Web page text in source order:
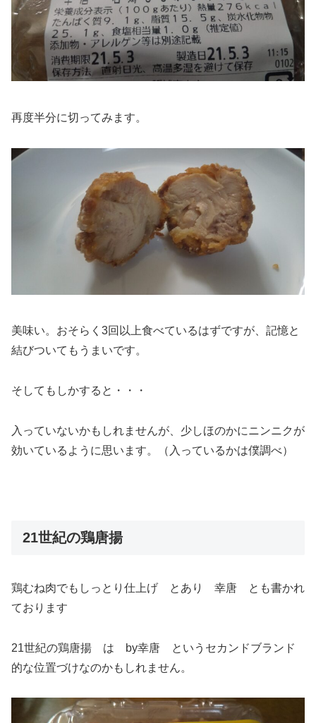
再度半分に切ってみます。
美味い。おそらく3回以上食べているはずですが、記憶と
結びついてもうまいです。
そしてもしかすると・・・
入っていないかもしれませんが、少しほのかにニンニクが
効いているように思います。（入っているかは僕調べ）
21世紀の鶏唐揚
鶏むね肉でもしっとり仕上げ とあり 幸唐 とも書かれ
ております
21世紀の鶏唐揚 は by幸唐 というセカンドブランド
的な位置づけなのかもしれません。